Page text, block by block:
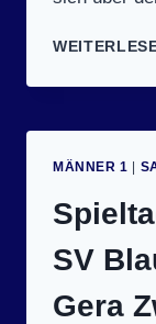
MÄNNER 1
SV
Gera